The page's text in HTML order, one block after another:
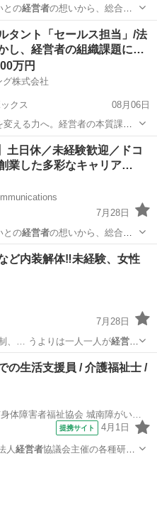
との経営者の想いから、総合職
ト 業務
タント「セールス担当」/法
し、経営者の組織課題に…
万円
株式会社
クス
08月06日
える力へ。経営者の本質課題
営者や人事責任者に対し、組
案までを担当します。 マーケテ
まれ...
土日休／未経験歓迎／ドコ
業した多彩なキャリア…
7月28日
との経営者の想いから、総合職
ト 業務
ど内装解体‼️未経験、女性
7月28日
、… うよりは一人一人が経営者
車屋
の生活支援員 / 介護福祉士 /
社会福祉法人福岡市身体障害者福祉協会 城南障がい者フレンドホーム
提携サイト 4月1日
人経営者協議会主催の各種研修